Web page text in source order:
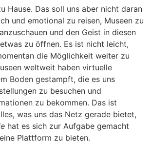
Hause. Das soll uns aber nicht daran
und emotional zu reisen, Museen zu
und den Geist in diesen
zu öffnen. Es ist nicht leicht,
die Möglichkeit weiter zu
weltweit haben virtuelle
Boden gestampft, die es uns
zu besuchen und
zu bekommen. Das ist
was uns das Netz gerade bietet,
hat es sich zur Aufgabe gemacht
Plattform zu bieten.